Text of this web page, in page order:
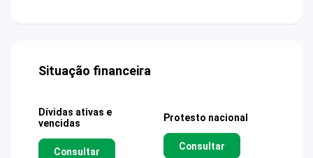
Situação financeira
Dívidas ativas e
vencidas
Consultar
Protesto nacional
Consultar